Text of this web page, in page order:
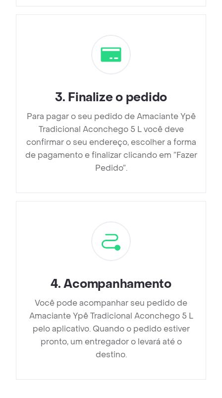
3. Finalize o pedido
Para pagar o seu pedido de Amaciante Ypê
Tradicional Aconchego 5 L você deve
confirmar o seu endereço, escolher a forma
de pagamento e finalizar clicando em ”Fazer
Pedido”.
4.Acompanhamento
Você pode acompanhar seu pedido de
Amaciante Ypê Tradicional Aconchego 5 L
pelo aplicativo. Quando o pedido estiver
pronto, um entregador o levará até o
destino.